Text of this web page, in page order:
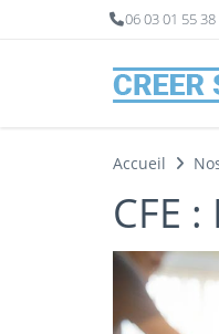
06 03 01 55 38
Accueil
CFE
Panneau de gestion des cookies